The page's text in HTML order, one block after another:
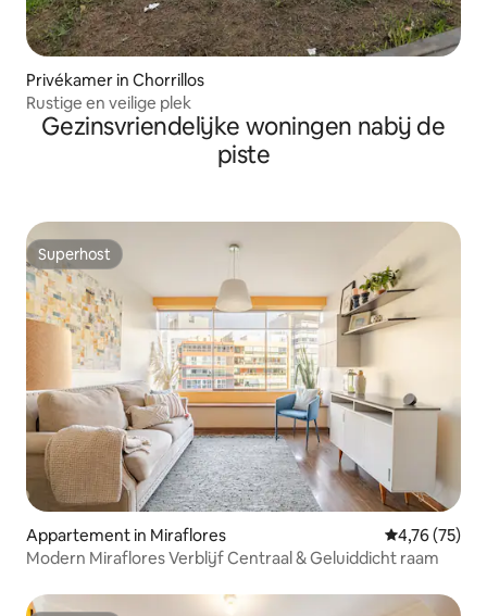
Privékamer in Chorrillos
Rustige en veilige plek
Gezinsvriendelijke woningen nabij de
piste
Superhost
Superhost
Appartement in Miraflores Gemiddelde
4,76 (75)
Modern Miraflores Verblijf Centraal & Geluiddicht raam